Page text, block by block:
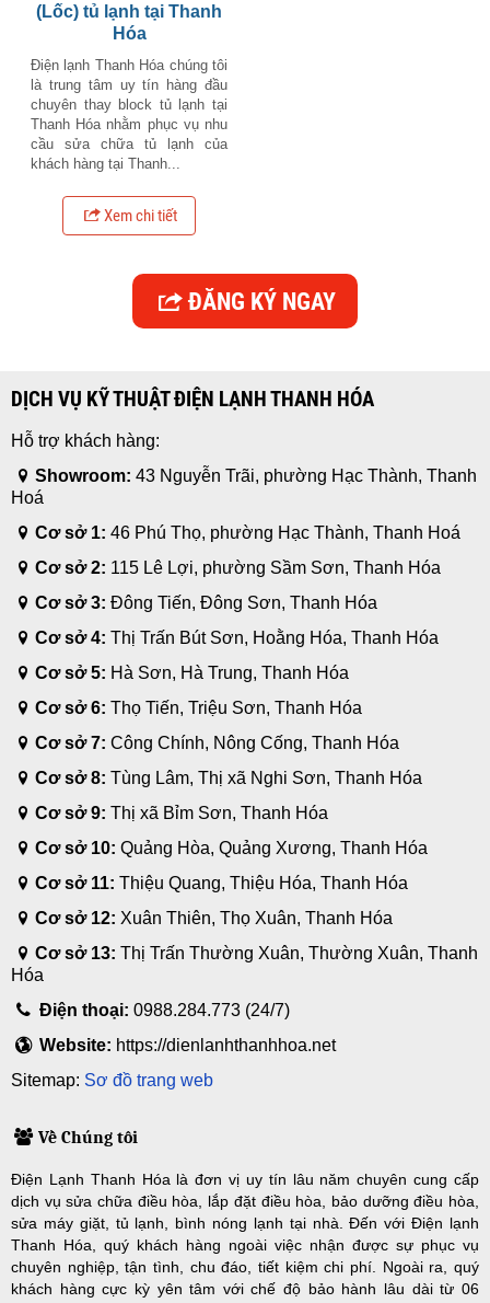
(Lốc) tủ lạnh tại Thanh
Hóa
Điện lạnh Thanh Hóa chúng tôi
là trung tâm uy tín hàng đầu
chuyên thay block tủ lạnh tại
Thanh Hóa nhằm phục vụ nhu
cầu sửa chữa tủ lạnh của
khách hàng tại Thanh...
Xem chi tiết
ĐĂNG KÝ NGAY
DỊCH VỤ KỸ THUẬT ĐIỆN LẠNH THANH HÓA
Hỗ trợ khách hàng:
Showroom: 43 Nguyễn Trãi, phường Hạc Thành, Thanh
Hoá
Cơ sở 1: 46 Phú Thọ, phường Hạc Thành, Thanh Hoá
Cơ sở 2: 115 Lê Lợi, phường Sầm Sơn, Thanh Hóa
Cơ sở 3: Đông Tiến, Đông Sơn, Thanh Hóa
Cơ sở 4: Thị Trấn Bút Sơn, Hoằng Hóa, Thanh Hóa
Cơ sở 5: Hà Sơn, Hà Trung, Thanh Hóa
Cơ sở 6: Thọ Tiến, Triệu Sơn, Thanh Hóa
Cơ sở 7: Công Chính, Nông Cống, Thanh Hóa
Cơ sở 8: Tùng Lâm, Thị xã Nghi Sơn, Thanh Hóa
Cơ sở 9: Thị xã Bỉm Sơn, Thanh Hóa
Cơ sở 10: Quảng Hòa, Quảng Xương, Thanh Hóa
Cơ sở 11: Thiệu Quang, Thiệu Hóa, Thanh Hóa
Cơ sở 12: Xuân Thiên, Thọ Xuân, Thanh Hóa
Cơ sở 13: Thị Trấn Thường Xuân, Thường Xuân, Thanh
Hóa
Điện thoại:0988.284.773 (24/7)
Website: https://dienlanhthanhhoa.net
Sitemap: Sơ đồ trang web
Về Chúng tôi
Điện Lạnh Thanh Hóa là đơn vị uy tín lâu năm chuyên cung cấp
dịch vụ sửa chữa điều hòa, lắp đặt điều hòa, bảo dưỡng điều hòa,
sửa máy giặt, tủ lạnh, bình nóng lạnh tại nhà. Đến với Điện lạnh
Thanh Hóa, quý khách hàng ngoài việc nhận được sự phục vụ
chuyên nghiệp, tận tình, chu đáo, tiết kiệm chi phí. Ngoài ra, quý
khách hàng cực kỳ yên tâm với chế độ bảo hành lâu dài từ 06